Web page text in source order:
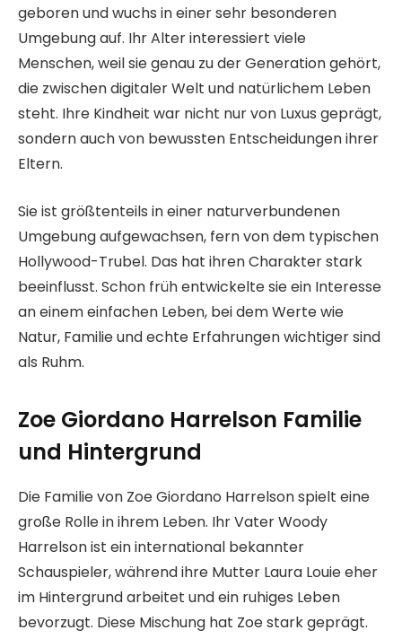
geboren und wuchs in einer sehr besonderen
Umgebung auf. Ihr Alter interessiert viele
Menschen, weil sie genau zu der Generation gehört,
die zwischen digitaler Welt und natürlichem Leben
steht. Ihre Kindheit war nicht nur von Luxus geprägt,
sondern auch von bewussten Entscheidungen ihrer
Eltern.
Sie ist größtenteils in einer naturverbundenen
Umgebung aufgewachsen, fern von dem typischen
Hollywood-Trubel. Das hat ihren Charakter stark
beeinflusst. Schon früh entwickelte sie ein Interesse
an einem einfachen Leben, bei dem Werte wie
Natur, Familie und echte Erfahrungen wichtiger sind
als Ruhm.
Zoe Giordano Harrelson Familie
und Hintergrund
Die Familie von Zoe Giordano Harrelson spielt eine
große Rolle in ihrem Leben. Ihr Vater Woody
Harrelson ist ein international bekannter
Schauspieler, während ihre Mutter Laura Louie eher
im Hintergrund arbeitet und ein ruhiges Leben
bevorzugt. Diese Mischung hat Zoe stark geprägt.